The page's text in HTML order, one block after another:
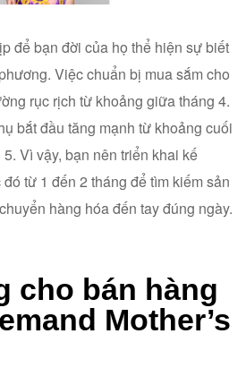
để bạn đời của họ thể hiện sự biết
Việc chuẩn bị mua sắm cho
rục rịch từ khoảng giữa tháng 4.
bắt đầu tăng mạnh từ khoảng cuối
Vì vậy, bạn nên triển khai kế
từ 1 đến 2 tháng để tìm kiếm sản
hàng hóa đến tay đúng ngày.
cho bán hàng
Mother’s